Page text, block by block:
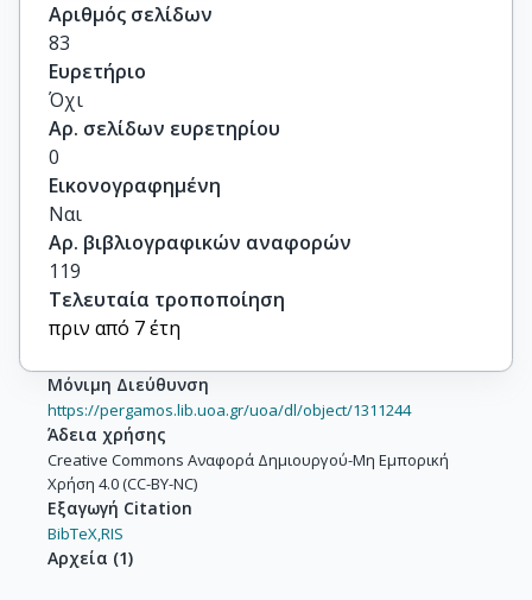
Αριθμός σελίδων
83
Ευρετήριο
Όχι
Αρ. σελίδων ευρετηρίου
0
Εικονογραφημένη
Ναι
Αρ. βιβλιογραφικών αναφορών
119
Τελευταία τροποποίηση
πριν από 7 έτη
Μόνιμη Διεύθυνση
https://pergamos.lib.uoa.gr/uoa/dl/object/1311244
Άδεια χρήσης
Creative Commons Αναφορά Δημιουργού-Μη Εμπορική
Χρήση 4.0 (CC-BY-NC)
Εξαγωγή Citation
BibTeX,RIS
Αρχεία (1)